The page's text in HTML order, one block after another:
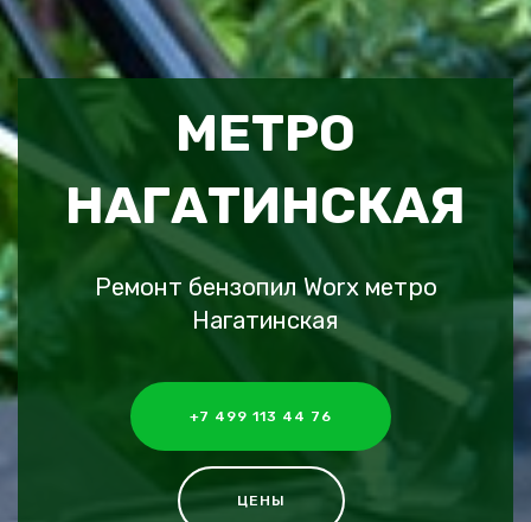
МЕТРО
НАГАТИНСКАЯ
Ремонт бензопил Worx метро
Нагатинская
+7 499 113 44 76
ЦЕНЫ